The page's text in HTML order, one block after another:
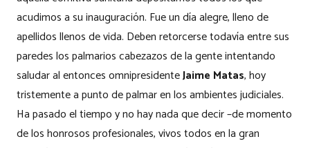
acudimos a su inauguración. Fue un día alegre, lleno de
apellidos llenos de vida. Deben retorcerse todavía entre sus
paredes los palmarios cabezazos de la gente intentando
saludar al entonces omnipresidenteJaime Matas, hoy
tristemente a punto de palmar en los ambientes judiciales.
Ha pasado el tiempo y no hay nada que decir –de momento
de los honrosos profesionales, vivos todos en la gran